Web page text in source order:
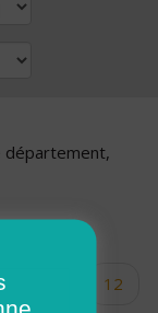
département,
12